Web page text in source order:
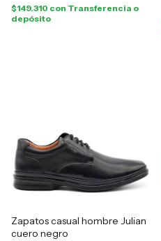
$149.310 con Transferencia o
depósito
Zapatos casual hombre Julian
cuero negro